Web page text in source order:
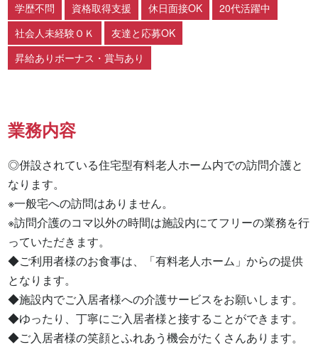
学歴不問
資格取得支援 休日面接OK
20代活躍中
社会人未経験ＯＫ
友達と応募OK
昇給ありボーナス・賞与あり
業務内容
◎併設されている住宅型有料老人ホーム内での訪問介護と
なります。
※一般宅への訪問はありません。
※訪問介護のコマ以外の時間は施設内にてフリーの業務を行
っていただきます。
◆ご利用者様のお食事は、「有料老人ホーム」からの提供
となります。
◆施設内でご入居者様への介護サービスをお願いします。
◆ゆったり、丁寧にご入居者様と接することができます。
◆ご入居者様の笑顔とふれあう機会がたくさんあります。